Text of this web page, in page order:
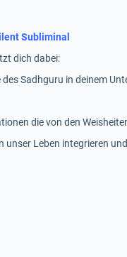
Subliminal
dich dabei:
Sadhguru in deinem
die von den
unser Leben integrieren